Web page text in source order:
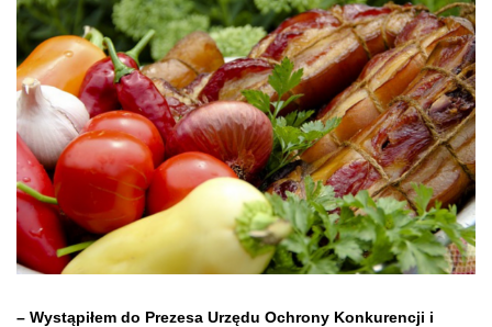
– Wystąpiłem do Prezesa Urzędu Ochrony Konkurencji i